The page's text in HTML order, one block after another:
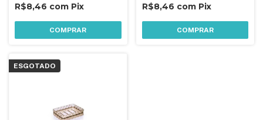
R$8,46 com Pix
COMPRAR
R$8,46 com Pix
COMPRAR
ESGOTADO